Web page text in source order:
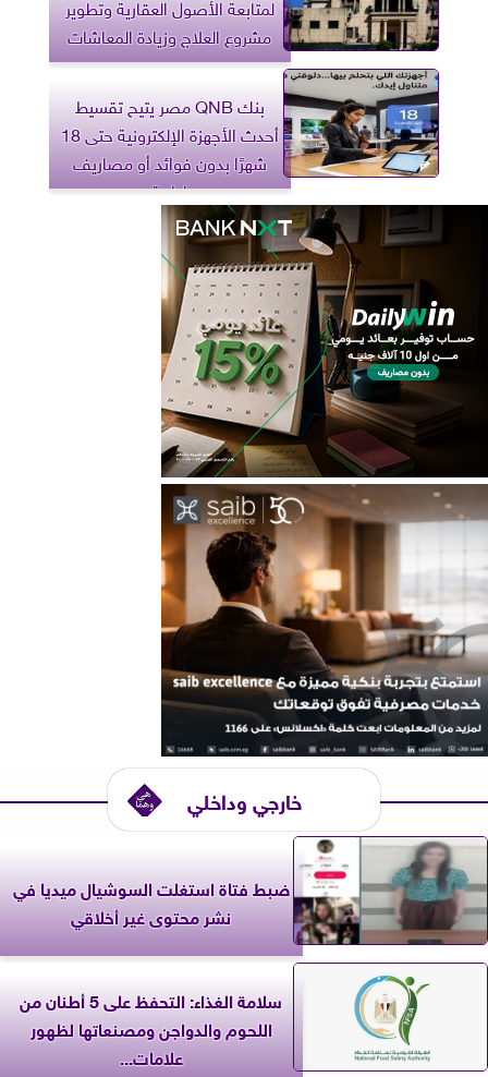
لمتابعة الأصول العقارية وتطوير
مشروع العلاج وزيادة المعاشات
بنك QNB مصر يتيح تقسيط
أحدث الأجهزة الإلكترونية حتى 18
شهرًا بدون فوائد أو مصاريف
إدارية
خارجي وداخلي
ضبط فتاة استغلت السوشيال ميديا في
نشر محتوى غير أخلاقي
سلامة الغذاء: التحفظ على 5 أطنان من
اللحوم والدواجن ومصنعاتها لظهور
علامات...